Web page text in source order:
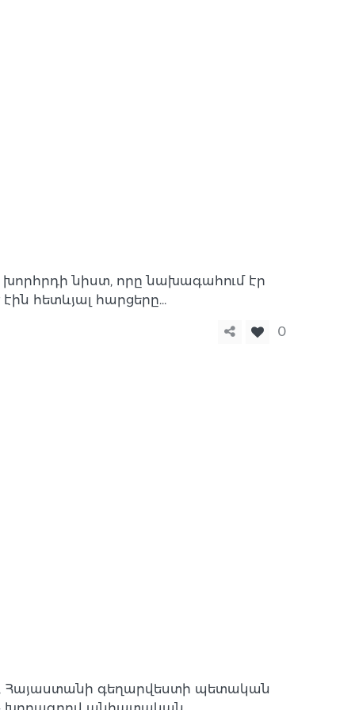
նիստ, որը նախագահում էր
հետևյալ հարցերը…
0
Հայաստանի գեղարվեստի պետական